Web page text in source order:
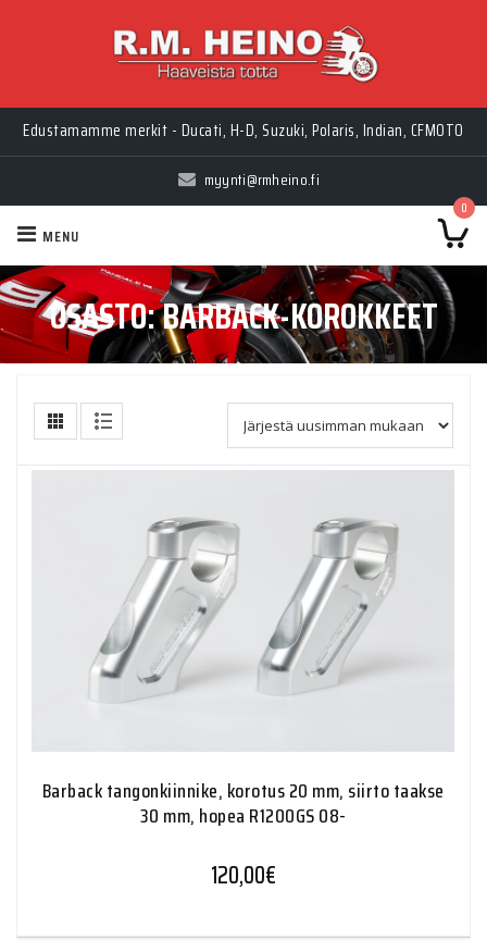
Edustamamme merkit - Ducati, H-D, Suzuki, Polaris, Indian, CFMOTO
myynti@rmheino.fi
0
MENU
OSASTO:BARBACK-KOROKKEET
Barback tangonkiinnike, korotus 20 mm, siirto taakse
30 mm, hopea R1200GS 08-
120,00€